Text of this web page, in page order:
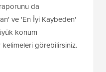
da
ve 'En İyi Kaybeden'
konum
görebilirsiniz.